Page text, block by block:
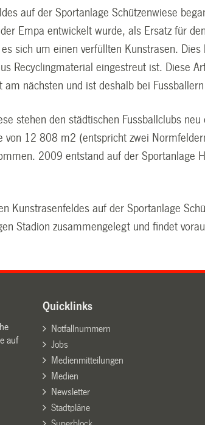
auf der Sportanlage Schützenwiese
Empa entwickelt wurde, als Ersatz für
sich um einen verfüllten Kunstrasen.
Recyclingmaterial eingestreut ist. Diese
nächsten und ist deshalb bei
stehen den städtischen Fussballclubs
von 12 808 m2 (entspricht zwei
2009 entstand auf der Sportanlage
Kunstrasenfeldes auf der Sportanlage
Stadion zusammengelegt und findet
auf
Quicklinks
Notfallnummern
Jobs
Medienmitteilungen
Medien
Newsletter
Stadtpläne